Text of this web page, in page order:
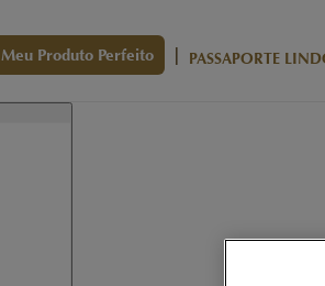
Meu Produto Perfeito | PASSAPORTE